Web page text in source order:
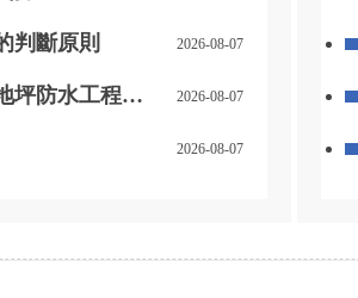
判斷原則 2026-08-07
坪防水工程相
2026-08-07
2026-08-07